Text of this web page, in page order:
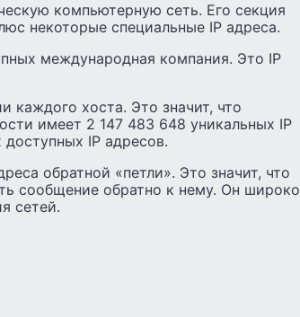
компьютерную сеть. Его секция
некоторые специальные IP адреса.
международная компания. Это IP
каждого хоста. Это значит, что
имеет 2 147 483 648 уникальных IP
IP адресов.
обратной «петли». Это значит, что
сообщение обратно к нему. Он широко
сетей.